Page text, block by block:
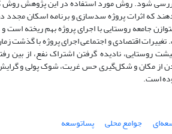
شود. روش مورد استفاده در این پژوهش روش
که اثرات پروژه سدسازی و برنامه اسکان مجدد
جامعه روستایی با اجرای پروژه بهم ریخته است و
اقتصادی و اجتماعی اجرای پروژه با
روستایی، نادیده گرفتن اشتراک نفع، از بین
از مکان و شکل‌گیری حس غربت، شوک پولی و
است.
جوامع محلی پساتوسعه